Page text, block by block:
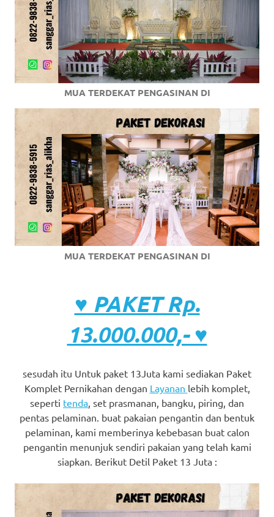
MUA TERDEKAT PENGASINAN DI
MUA TERDEKAT PENGASINAN DI
♥ PAKET Rp.
13.000.000,- ♥
sesudah itu Untuk paket 13Juta kami sediakan Paket
Komplet Pernikahan dengan Layanan lebih komplet,
seperti tenda , set prasmanan, bangku, piring, dan
pentas pelaminan. buat pakaian pengantin dan bentuk
pelaminan, kami memberinya kebebasan buat calon
pengantin menunjuk sendiri pakaian yang telah kami
siapkan. Berikut Detil Paket 13 Juta :